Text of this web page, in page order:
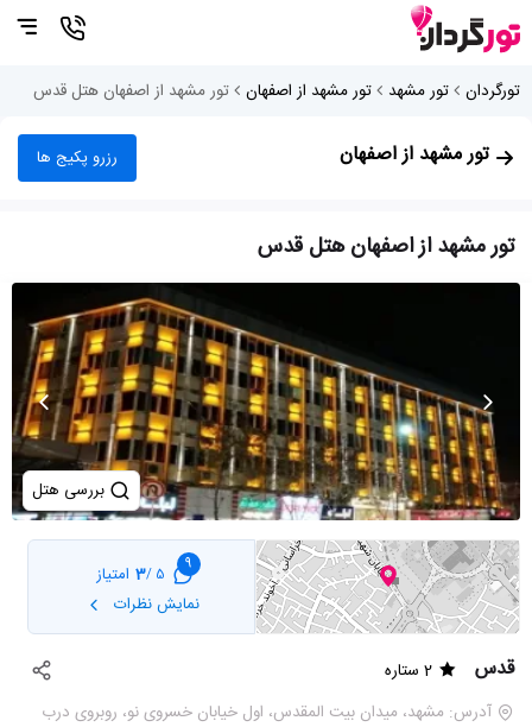
تورگردان تور مشهد تور مشهد از اصفهان تور مشهد از اصفهان هتل قدس
تور مشهد از اصفهان رزرو پکیج ها
تور مشهد از اصفهان هتل قدس
بررسی هتل
9
5 /
3 امتیاز
نمایش نظرات
قدس
2 ستاره
آدرس: مشهد، میدان بیت المقدس، اول خیابان خسروی نو، روبروی درب